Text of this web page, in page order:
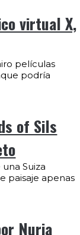
virtual X,
películas
podría
of Sils
Suiza
paisaje apenas
Nuria